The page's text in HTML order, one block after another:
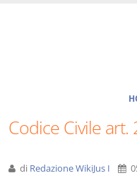
Codice Civile art.
di Redazione WikiJus I